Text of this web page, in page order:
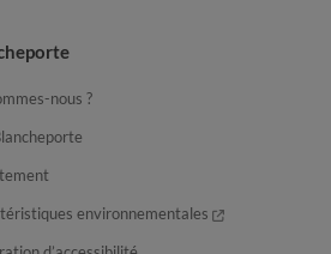
nous ?
environnementales